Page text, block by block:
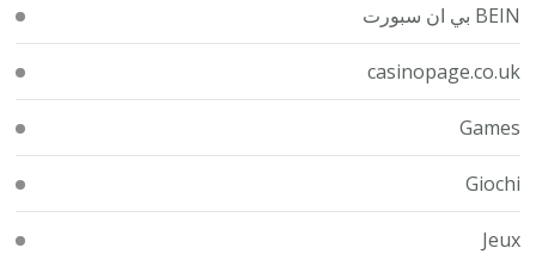
BEIN بي ان سبورت
casinopage.co.uk
Games
Giochi
Jeux